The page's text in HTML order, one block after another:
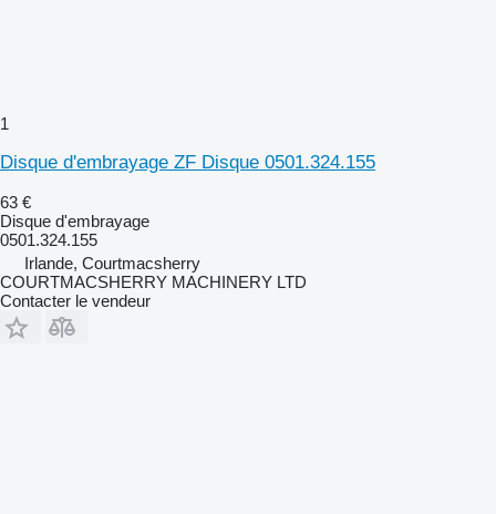
1
Disque d'embrayage ZF Disque 0501.324.155
63 €
Disque d'embrayage
0501.324.155
Irlande, Courtmacsherry
COURTMACSHERRY MACHINERY LTD
Contacter le vendeur